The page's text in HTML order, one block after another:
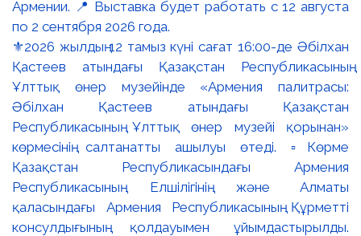
⚜️2026 жылдың 12 тамыз күні сағат 16:00-де Әбілхан
Қастеев атындағы Қазақстан Республикасының
Ұлттық өнер музейінде «Армения палитрасы:
Әбілхан Қастеев атындағы Қазақстан
Республикасының Ұлттық өнер музейі қорынан»
көрмесінің салтанатты ашылуы өтеді. ▫️Көрме
Қазақстан Республикасындағы Армения
Республикасының Елшілігінің және Алматы
қаласындағы Армения Республикасының Құрметті
консулдығының қолдауымен ұйымдастырылды.